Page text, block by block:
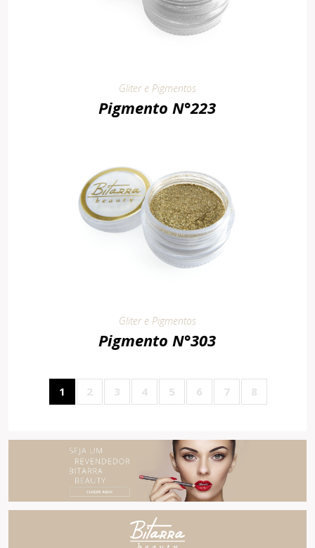
Gliter e Pigmentos
Pigmento N°223
Gliter e Pigmentos
Pigmento N°303
1 2 3 4 5 6 7 8